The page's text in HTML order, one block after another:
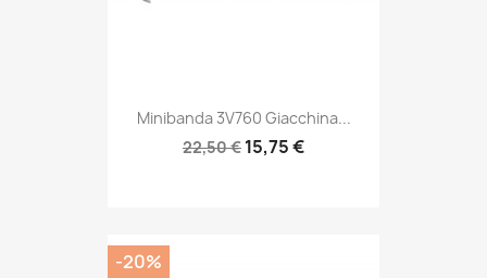
Minibanda 3V760 Giacchina...
22,50 € 15,75 €
-20%